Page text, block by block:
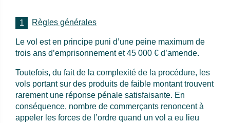
Règles générales
Le vol est en principe puni d’une peine maximum de
trois ans d’emprisonnement et 45 000 € d’amende.
Toutefois, du fait de la complexité de la procédure, les
vols portant sur des produits de faible montant trouvent
rarement une réponse pénale satisfaisante. En
conséquence, nombre de commerçants renoncent à
appeler les forces de l’ordre quand un vol a eu lieu